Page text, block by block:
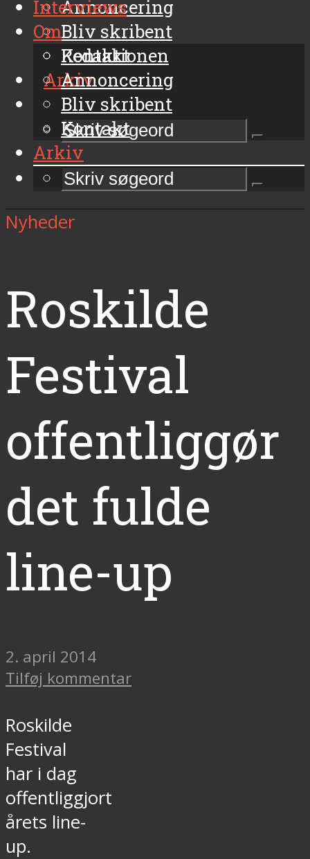
Annoncering
Bliv skribent
Kontakt
Arkiv
Interviews
Om
Redaktionen
Annoncering
Bliv skribent
Kontakt
Arkiv
Nyheder
Roskilde
Festival
offentliggør
det fulde
line-up
2. april 2014
Tilføj kommentar
Roskilde
Festival
har i dag
offentliggjort
årets line-
up.